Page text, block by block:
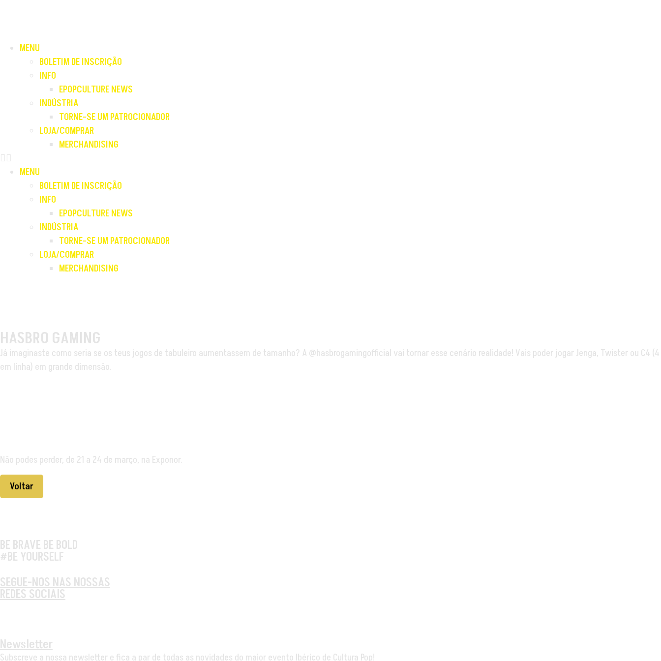
MENU
BOLETIM DE INSCRIÇÃO
INFO
EPOPCULTURE NEWS
INDÚSTRIA
TORNE-SE UM PATROCIONADOR
LOJA/COMPRAR
MERCHANDISING
MENU
BOLETIM DE INSCRIÇÃO
INFO
EPOPCULTURE NEWS
INDÚSTRIA
TORNE-SE UM PATROCIONADOR
LOJA/COMPRAR
MERCHANDISING
HASBRO GAMING
Já imaginaste como seria se os teus jogos de tabuleiro aumentassem de tamanho? A @hasbrogamingofficial vai tornar esse cenário realidade! Vais poder jogar Jenga, Twister ou C4 (4
em linha) em grande dimensão.
Não podes perder, de 21 a 24 de março, na Exponor.
Voltar
BE BRAVE BE BOLD
#BE YOURSELF
SEGUE-NOS NAS NOSSAS
REDES SOCIAIS
Newsletter
Subscreve a nossa newsletter e fica a par de todas as novidades do maior evento Ibérico de Cultura Pop!